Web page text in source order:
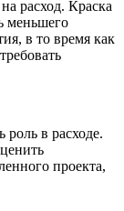
расход. Краска
меньшего
в то время как
в расходе.
проекта,